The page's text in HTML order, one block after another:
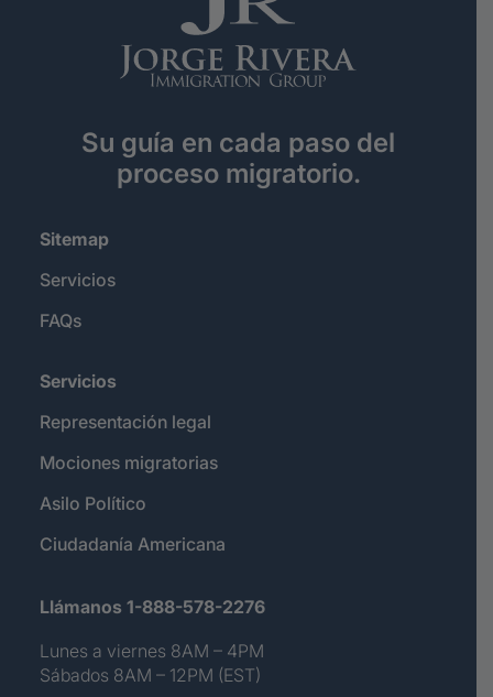
Su guía en cada paso del
proceso migratorio.
Sitemap
Servicios
FAQs
Servicios
Representación legal
Mociones migratorias
Asilo Político
Ciudadanía Americana
Llámanos 1-888-578-2276
Lunes a viernes 8AM – 4PM
Sábados 8AM – 12PM (EST)